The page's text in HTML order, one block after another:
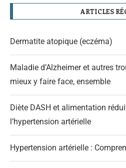
ARTICLES
Dermatite atopique (eczéma)
Maladie d’Alzheimer et autres
mieux y faire face, ensemble
Diète DASH et alimentation
l’hypertension artérielle
Hypertension artérielle :